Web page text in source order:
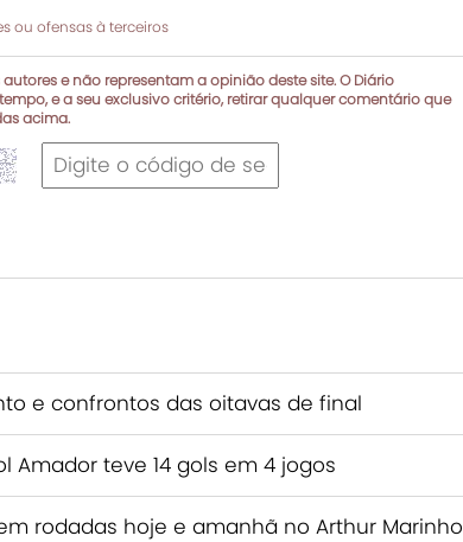
ou ofensas à terceiros
e não representam a opinião deste site. O Diário
e a seu exclusivo critério, retirar qualquer comentário que
acima.
e confrontos das oitavas de final
Amador teve 14 gols em 4 jogos
rodadas hoje e amanhã no Arthur Marinho